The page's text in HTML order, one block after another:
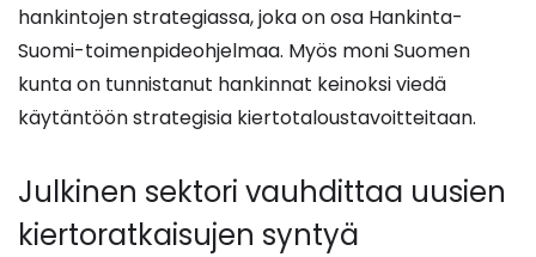
hankintojen strategiassa, joka on osa Hankinta-
Suomi-toimenpideohjelmaa. Myös moni Suomen
kunta on tunnistanut hankinnat keinoksi viedä
käytäntöön strategisia kiertotaloustavoitteitaan.
Julkinen sektori vauhdittaa uusien
kiertoratkaisujen syntyä